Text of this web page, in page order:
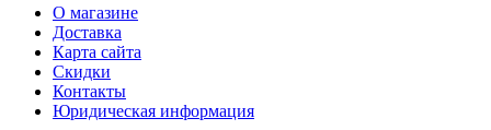
О магазине
Доставка
Карта сайта
Скидки
Контакты
Юридическая информация